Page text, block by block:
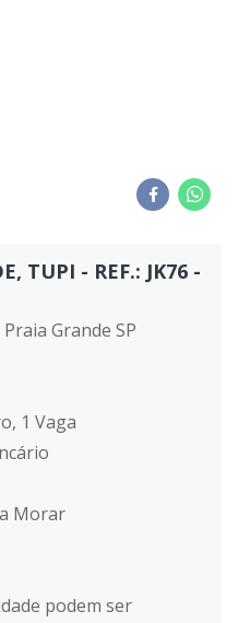
TUPI - REF.: JK76 -
Grande SP
1 Vaga
Morar
podem ser